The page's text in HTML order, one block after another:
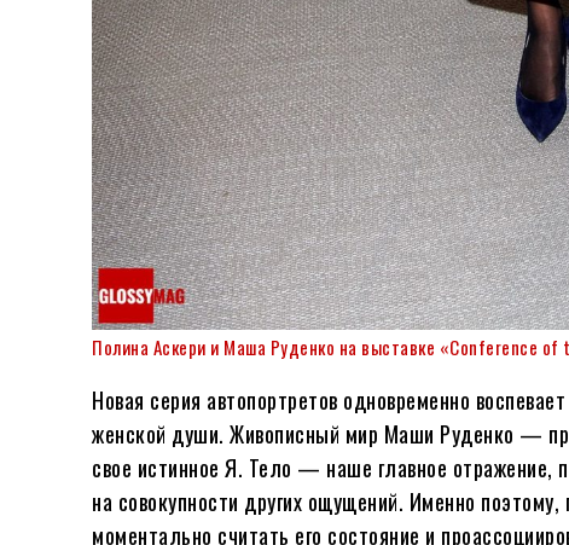
Полина Аскери и Маша Руденко на выставке «Conference of
Новая серия автопортретов одновременно
женской души. Живописный мир Маши Руденко —
свое истинное Я. Тело — наше главное отражение,
на совокупности других ощущений. Именно
моментально считать его состояние и